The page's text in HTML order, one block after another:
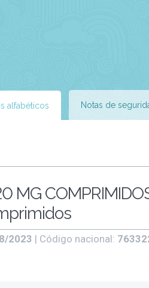
alfabéticos Notas de
MG
2023 | Código nacional: